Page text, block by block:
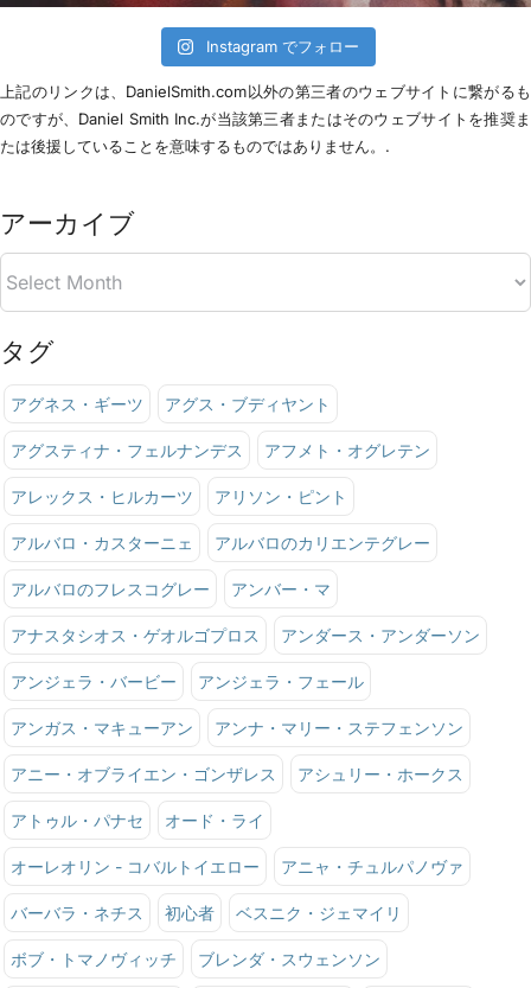
Instagram でフォロー
上記のリンクは、DanielSmith.com以外の第三者のウェブサイトに繋がるも
のですが、Daniel Smith Inc.が当該第三者またはそのウェブサイトを推奨ま
たは後援していることを意味するものではありません。.
アーカイブ
タグ
アグネス・ギーツ アグス・ブディヤント
アグスティナ・フェルナンデス アフメト・オグレテン
アレックス・ヒルカーツ アリソン・ピント
アルバロ・カスターニェ アルバロのカリエンテグレー
アルバロのフレスコグレー アンバー・マ
アナスタシオス・ゲオルゴプロス アンダース・アンダーソン
アンジェラ・バービー アンジェラ・フェール
アンガス・マキューアン アンナ・マリー・ステフェンソン
アニー・オブライエン・ゴンザレス アシュリー・ホークス
アトゥル・パナセ オード・ライ
オーレオリン - コバルトイエロー アニャ・チュルパノヴァ
バーバラ・ネチス 初心者 ベスニク・ジェマイリ
ボブ・トマノヴィッチ ブレンダ・スウェンソン